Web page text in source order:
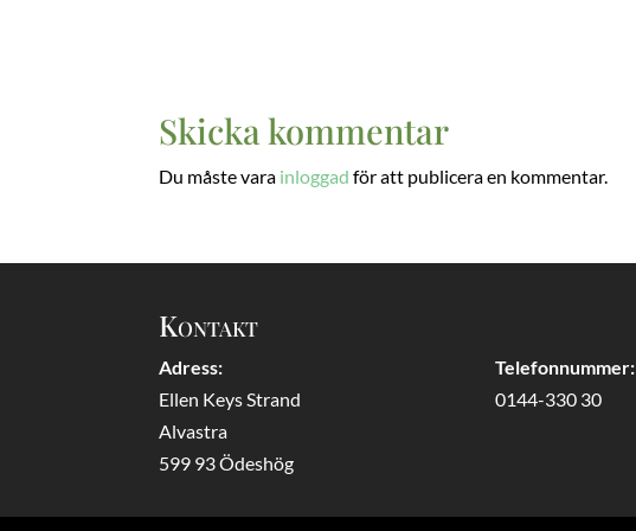
Skicka kommentar
Du måste vara inloggad för att publicera en kommentar.
Kontakt
Adress:
Ellen Keys Strand
Alvastra
599 93 Ödeshög
Telefonnummer:
0144-330 30